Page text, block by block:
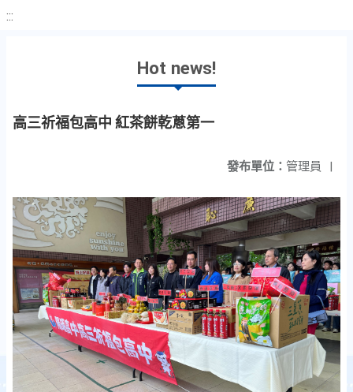
:::
Hot news!
高三祈福包高中 紅茶餅乾蔥第一
發布單位： 管理員 |